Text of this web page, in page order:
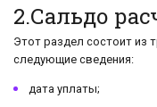
2.Сальдо
Этот раздел состоит из
следующие сведения:
дата уплаты;